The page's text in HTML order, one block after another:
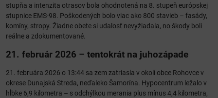
stupňa a intenzita otrasov bola ohodnotená na 8. stupeň európskej
stupnice EMS-98. Poškodených bolo viac ako 800 stavieb – fasády,
komíny, stropy. Žiadne obete si udalosť nevyžiadala, no škody boli
reálne a zdokumentované.
21. február 2026 – tentokrát na juhozápade
21. februára 2026 o 13:44 sa zem zatriasla v okolí obce Rohovce v
okrese Dunajská Streda, neďaleko Šamorína. Hypocentrum ležalo v
hĺbke 6,9 kilometra – s odchýlkou merania plus mínus 4,4 kilometra,